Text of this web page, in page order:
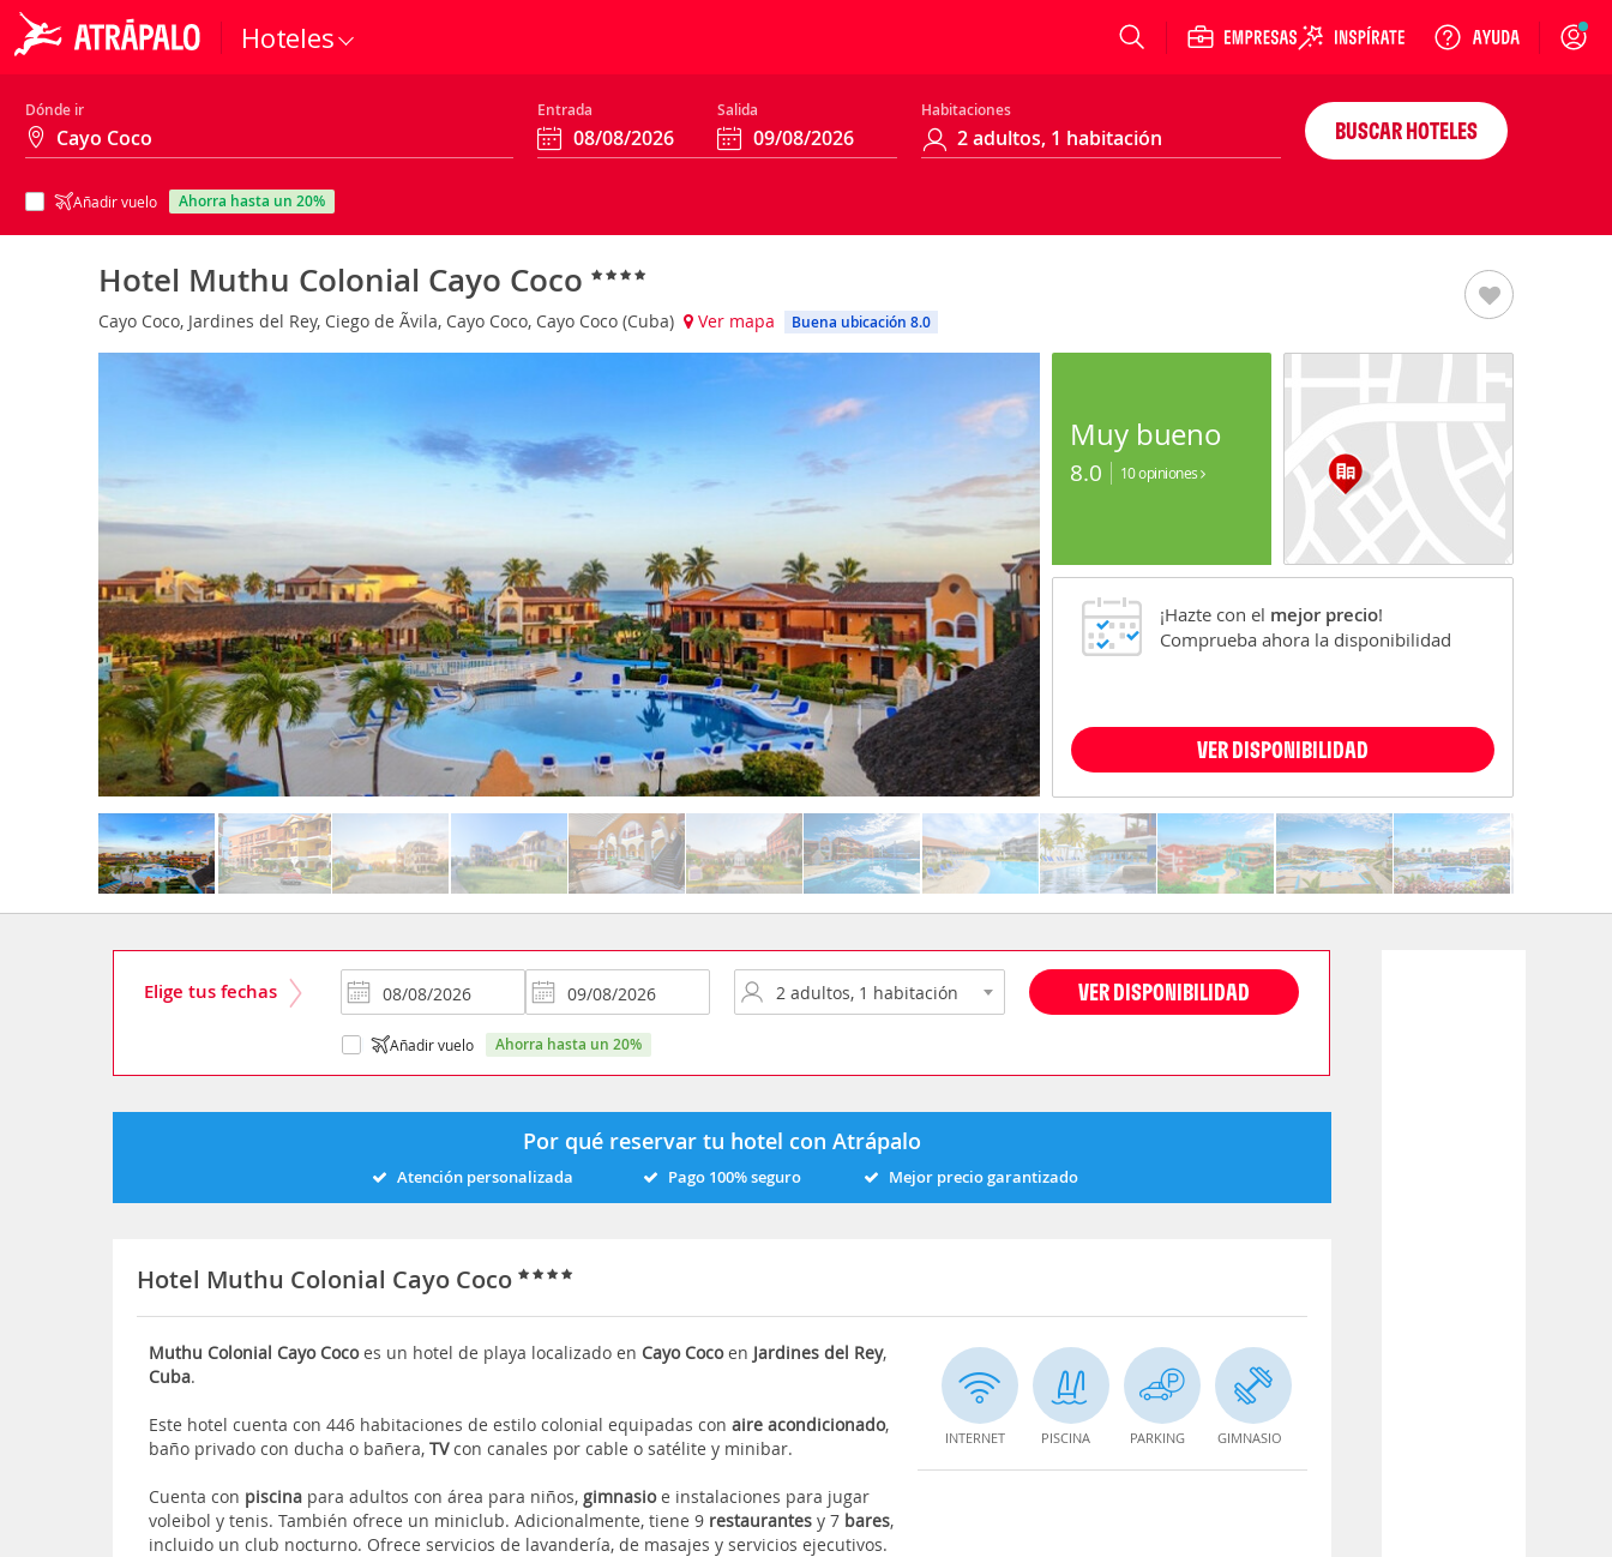
Hoteles Login
Dónde ir Entrada Salida Habitaciones
Añadir vuelo ahorra hasta un 20%
BUSCAR HOTELES
Hotel Muthu Colonial Cayo Coco
Cayo Coco, Jardines del Rey, Ciego de Ãvila, Cayo Coco, Cayo Coco (Cuba) Ver mapa Buena ubicación 8.0
Muy bueno
8.0 10 opiniones
¡Hazte con el mejor precio!
Comprueba ahora la disponibilidad
VER DISPONIBILIDAD
Elige tus fechas VER DISPONIBILIDAD
Añadir vuelo ahorra hasta un 20%
Por qué reservar tu hotel con Atrápalo
Atención personalizada Pago 100% seguro Mejor precio garantizado
Hotel Muthu Colonial Cayo Coco
Muthu Colonial Cayo Cocoes un hotel de playa localizado en Cayo Cocoen Jardines del Rey,
Cuba.
Este hotel cuenta con 446 habitaciones de estilo colonial equipadas conaire acondicionado,
baño privado con ducha o bañera,TVcon canales por cable o satélite y minibar.
Cuenta con piscina para adultos con área para niños, gimnasioe instalaciones para jugar
voleibol y tenis. También ofrece un miniclub. Adicionalmente, tiene 9 restaurantes y 7 bares,
incluido un club nocturno. Ofrece servicios de lavandería, de masajes y servicios ejecutivos.
INTERNET PISCINA PARKING GIMNASIO